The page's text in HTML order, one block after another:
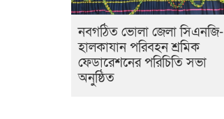
নবগঠিত ভোলা জেলা সিএনজি-
হালকাযান পরিবহন শ্রমিক
ফেডারেশনের পরিচিতি সভা
অনুষ্ঠিত